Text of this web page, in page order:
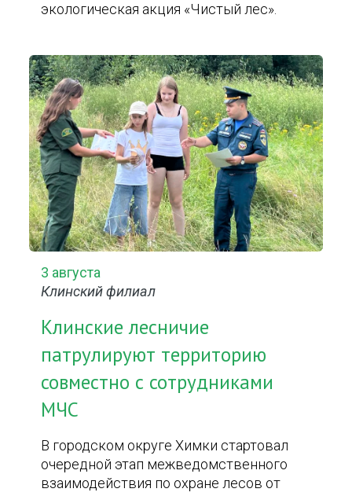
экологическая акция «Чистый лес».
3 августа
Клинский филиал
Клинские лесничие
патрулируют территорию
совместно с сотрудниками
МЧС
В городском округе Химки стартовал
очередной этап межведомственного
взаимодействия по охране лесов от